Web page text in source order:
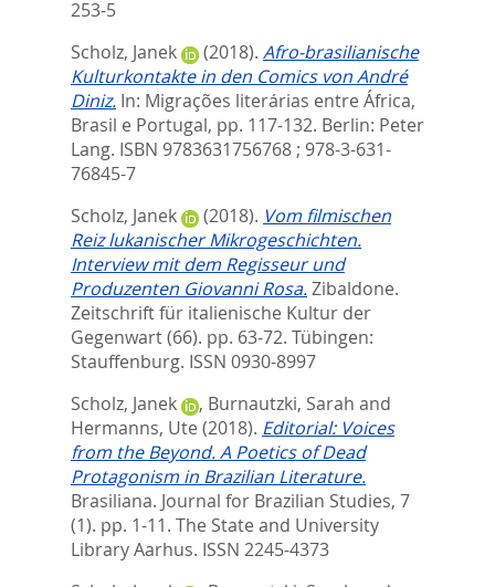
253-5
Scholz, Janek
(2018). Afro-brasilianische
Kulturkontakte in den Comics von André
Diniz. In: Migrações literárias entre África,
Brasil e Portugal, pp. 117-132. Berlin: Peter
Lang. ISBN 9783631756768 ; 978-3-631-
76845-7
Scholz, Janek
(2018). Vom filmischen
Reiz lukanischer Mikrogeschichten.
Interview mit dem Regisseur und
Produzenten Giovanni Rosa.Zibaldone.
Zeitschrift für italienische Kultur der
Gegenwart (66). pp. 63-72. Tübingen:
Stauffenburg. ISSN 0930-8997
Scholz, Janek
, Burnautzki, Sarah and
Hermanns, Ute (2018). Editorial: Voices
from the Beyond. A Poetics of Dead
Protagonism in Brazilian Literature.
Brasiliana. Journal for Brazilian Studies, 7
(1). pp. 1-11. The State and University
Library Aarhus. ISSN 2245-4373